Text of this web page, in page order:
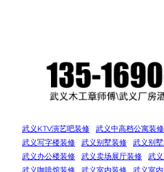
武义KTV演艺吧装修 武义中高档公寓装修
武义写字楼装修
武义别墅装修 武义别
武义办公楼装修
武义卖场展厅装修 武